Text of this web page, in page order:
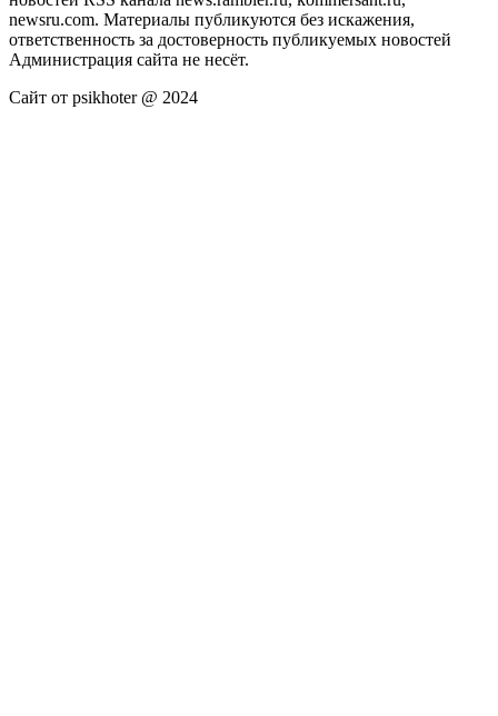
newsru.com. Материалы публикуются без искажения,
ответственность за достоверность публикуемых новостей
Администрация сайта не несёт.
Сайт от psikhoter @ 2024